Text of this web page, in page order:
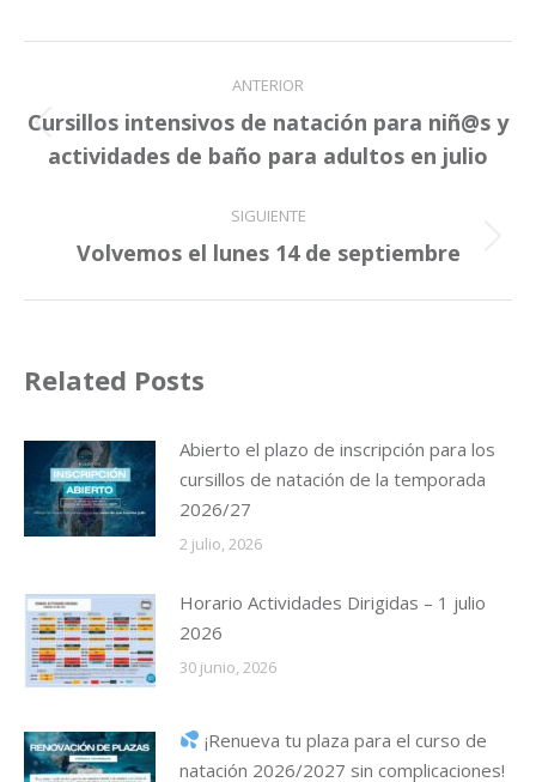
entre
publicaciones
ANTERIOR
Publicación
anterior:
Cursillos intensivos de natación para niñ@s y
actividades de baño para adultos en julio
SIGUIENTE
Publicación
Volvemos el lunes 14 de septiembre
Related Posts
Abierto el plazo de inscripción para los
cursillos de natación de la temporada
2026/27
2 julio, 2026
Horario Actividades Dirigidas – 1 julio
2026
30 junio, 2026
¡Renueva tu plaza para el curso de
natación 2026/2027 sin complicaciones!